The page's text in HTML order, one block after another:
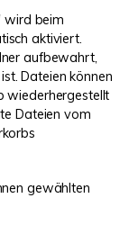
wird beim
aktiviert.
aufbewahrt,
Dateien können
wiederhergestellt
Dateien vom
gewählten